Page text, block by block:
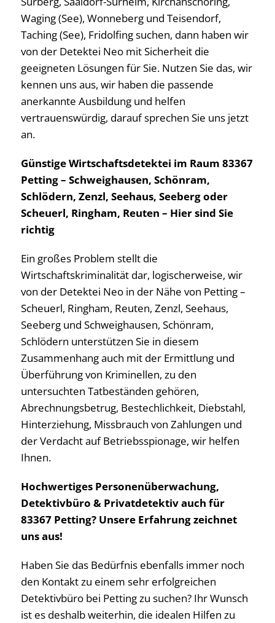
Waging (See), Wonneberg und Teisendorf,
Taching (See), Fridolfing suchen, dann haben wir
von der Detektei Neo mit Sicherheit die
geeigneten Lösungen für Sie. Nutzen Sie das, wir
kennen uns aus, wir haben die passende
anerkannte Ausbildung und helfen
vertrauenswürdig, darauf sprechen Sie uns jetzt
an.
Günstige Wirtschaftsdetektei im Raum 83367
Petting – Schweighausen, Schönram,
Schlödern, Zenzl, Seehaus, Seeberg oder
Scheuerl, Ringham, Reuten – Hier sind Sie
richtig
Ein großes Problem stellt die
Wirtschaftskriminalität dar, logischerweise, wir
von der Detektei Neo in der Nähe von Petting –
Scheuerl, Ringham, Reuten, Zenzl, Seehaus,
Seeberg und Schweighausen, Schönram,
Schlödern unterstützen Sie in diesem
Zusammenhang auch mit der Ermittlung und
Überführung von Kriminellen, zu den
untersuchten Tatbeständen gehören,
Abrechnungsbetrug, Bestechlichkeit, Diebstahl,
Hinterziehung, Missbrauch von Zahlungen und
der Verdacht auf Betriebsspionage, wir helfen
Ihnen.
Hochwertiges Personenüberwachung,
Detektivbüro & Privatdetektiv auch für
83367 Petting? Unsere Erfahrung zeichnet
uns aus!
Haben Sie das Bedürfnis ebenfalls immer noch
den Kontakt zu einem sehr erfolgreichen
Detektivbüro bei Petting zu suchen? Ihr Wunsch
ist es deshalb weiterhin, die idealen Hilfen zu